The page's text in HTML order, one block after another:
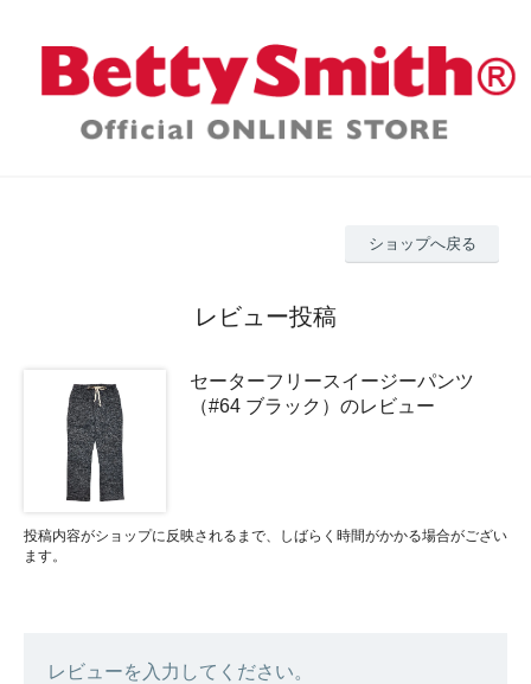
ショップへ戻る
レビュー投稿
セーターフリースイージーパンツ
（#64 ブラック）のレビュー
投稿内容がショップに反映されるまで、しばらく時間がかかる場合がござい
ます。
レビューを入力してください。